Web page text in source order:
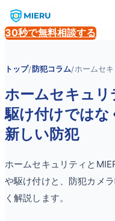
30秒で無料相談する
トップ/防犯コラム/ホームセ
ホームセキュリ
駆け付けではな
新しい防犯
ホームセキュリティと
や駆け付けと、防犯カメ
く解説します。